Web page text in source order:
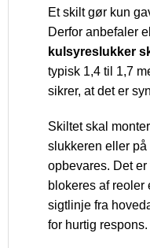
Et skilt gør kun
Derfor anbefaler
kulsyreslukker
typisk 1,4 til 1,7
sikrer, at det er
Skiltet skal
slukkeren eller på
opbevares. Det
blokeres af reoler
sigtlinje fra
for hurtig respons.